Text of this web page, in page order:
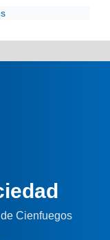
Cienfuegos